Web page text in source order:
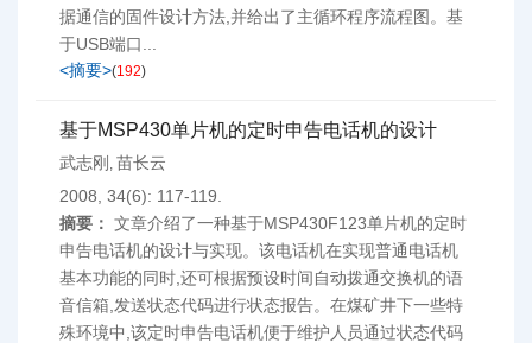
据通信的固件设计方法,并给出了主循环程序流程图。基
于USB端口...
<摘要>(192)
基于MSP430单片机的定时申告电话机的设计
武志刚 , 苗长云
2008, 34(6): 117-119.
摘要： 文章介绍了一种基于MSP430F123单片机的定时
申告电话机的设计与实现。该电话机在实现普通电话机
基本功能的同时,还可根据预设时间自动拨通交换机的语
音信箱,发送状态代码进行状态报告。在煤矿井下一些特
殊环境中,该定时申告电话机便于维护人员通过状态代码